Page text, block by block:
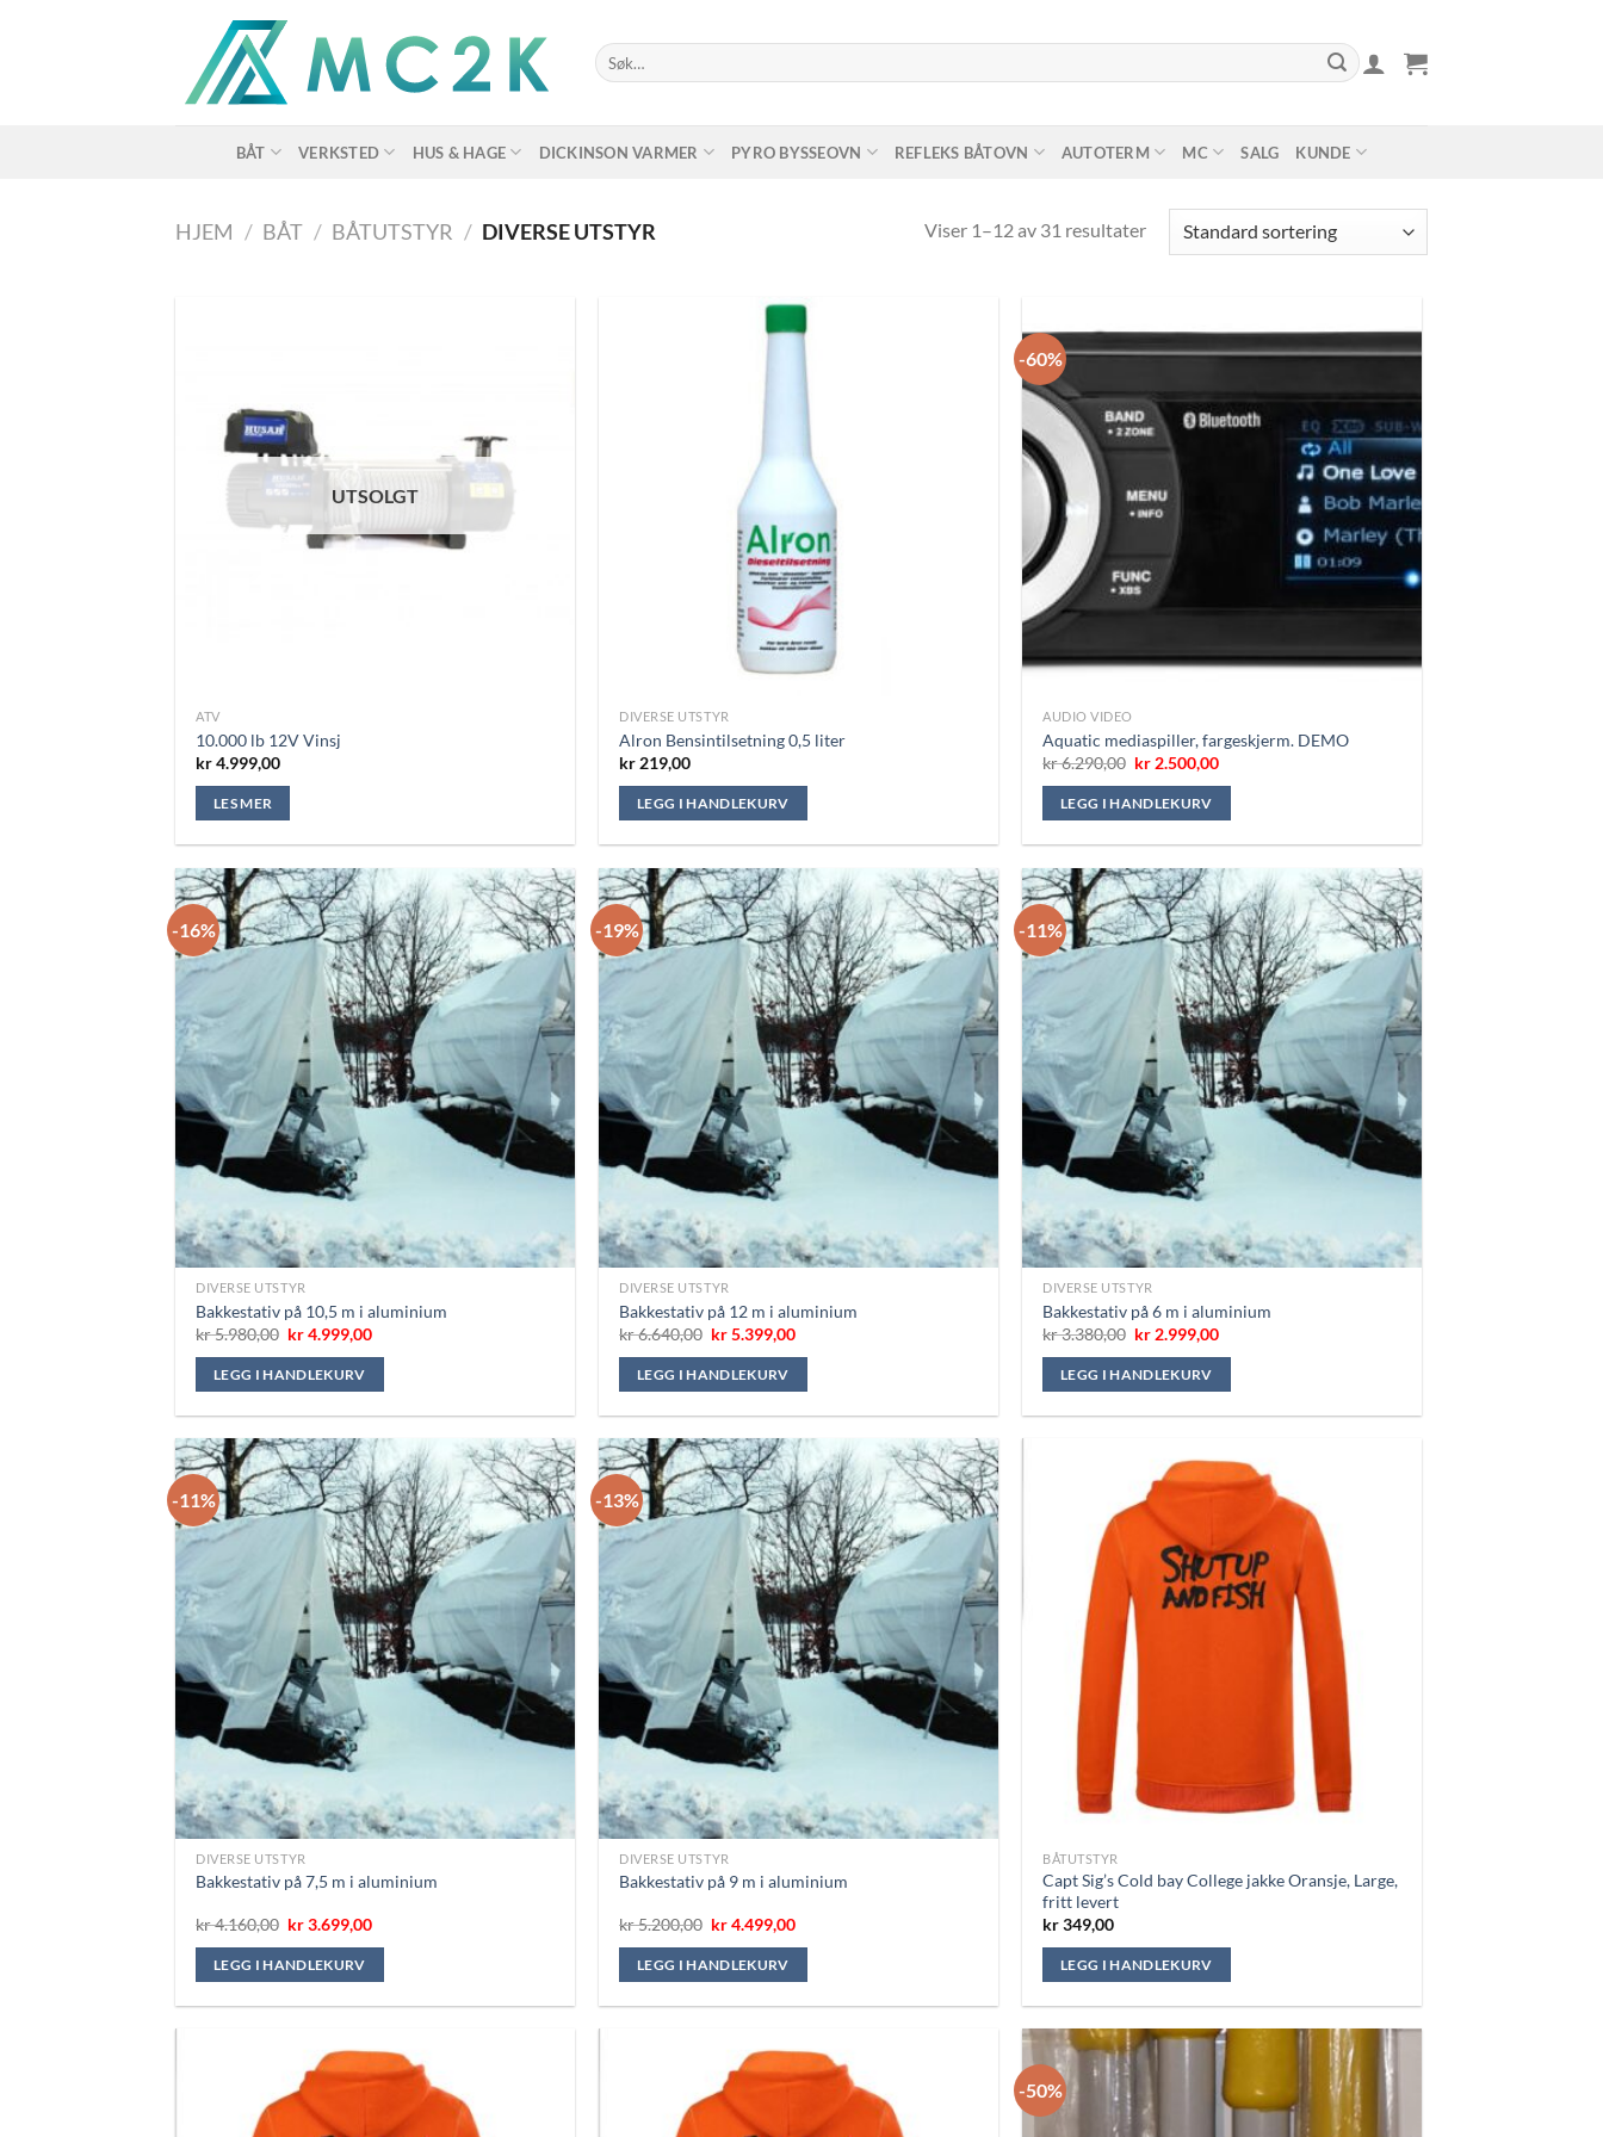
Søk
etter:
BÅT VERKSTED HUS & HAGE DICKINSON VARMER PYRO BYSSEOVN REFLEKS BÅTOVN AUTOTERM MC SALG KUNDE
HJEM / BÅT / BÅTUTSTYR / DIVERSE UTSTYR Viser 1–12 av 31 resultater
UTSOLGT
ATV
10.000 lb 12V Vinsj
kr4.999,00
LES MER
DIVERSE UTSTYR
Alron Bensintilsetning 0,5 liter
kr 219,00
LEGG I HANDLEKURV
-60%
AUDIO VIDEO
Aquatic mediaspiller, fargeskjerm. DEMO
kr6.290,00 Opprinnelig
var:
kr 6.290,00.
kr 2.500,00Nåværende
LEGG I HANDLEKURV
-16%
DIVERSE UTSTYR
Bakkestativ på 10,5 m i aluminium
kr5.980,00 Opprinnelig
var:
kr 5.980,00.
kr4.999,00Nåværende
LEGG I HANDLEKURV
-19%
DIVERSE UTSTYR
Bakkestativ på 12 m i aluminium
kr6.640,00 Opprinnelig
var:
kr 6.640,00.
kr5.399,00Nåværende
LEGG I HANDLEKURV
-11%
DIVERSE UTSTYR
Bakkestativ på 6 m i aluminium
kr3.380,00 Opprinnelig
var:
kr 3.380,00.
kr 2.999,00Nåværende
LEGG I HANDLEKURV
-11%
DIVERSE UTSTYR
Bakkestativ på 7,5 m i aluminium
kr4.160,00 Opprinnelig
var:
kr 4.160,00.
kr3.699,00Nåværende
LEGG I HANDLEKURV
-13%
DIVERSE UTSTYR
Bakkestativ på 9 m i aluminium
kr5.200,00 Opprinnelig
var:
kr 5.200,00.
kr4.499,00Nåværende
LEGG I HANDLEKURV
BÅTUTSTYR
Capt Sig’s Cold bay College jakke Oransje, Large,
fritt levert
kr349,00
LEGG I HANDLEKURV
-50%